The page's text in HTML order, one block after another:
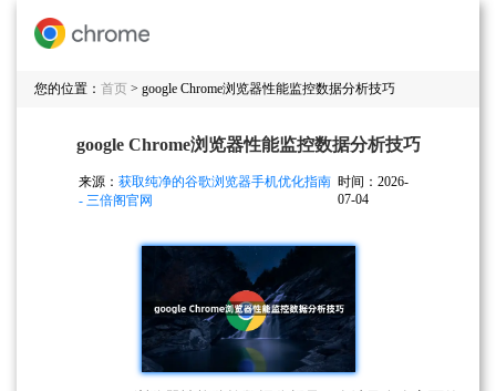
您的位置： 首页 > google Chrome浏览器性能监控数据分析技巧
google Chrome浏览器性能监控数据分析技巧
来源： 获取纯净的谷歌浏览器手机优化指南
- 三倍阁官网
时间：2026-
07-04